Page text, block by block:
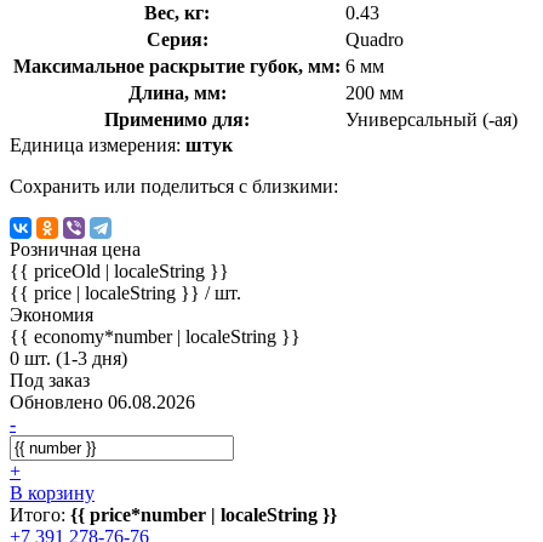
Вес, кг:
0.43
Серия:
Quadro
Максимальное раскрытие губок, мм: 6 мм
Длина, мм:
200 мм
Применимо для:
Универсальный (-ая)
Единица измерения: штук
Сохранить или поделиться с близкими:
Розничная цена
{{ priceOld | localeString }}
{{ price | localeString }} / шт.
Экономия
{{ economy*number | localeString }}
0 шт. (1-3 дня)
Под заказ
Обновлено 06.08.2026
-
+
В корзину
Итого: {{ price*number | localeString }}
+7 391 278-76-76